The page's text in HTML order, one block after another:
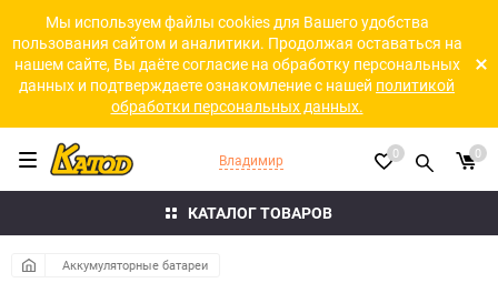
Мы используем файлы cookies для Вашего удобства
пользования сайтом и аналитики. Продолжая оставаться на
нашем сайте, Вы даёте согласие на обработку персональных
данных и подтверждаете ознакомление с нашей политикой
обработки персональных данных.
КАТАЛОГ ТОВАРОВ
Владимир 0 0
Аккумуляторные батареи